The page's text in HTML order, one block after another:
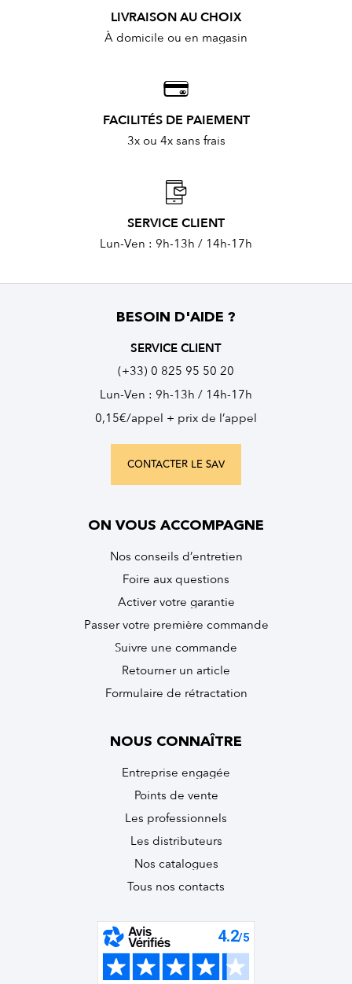
LIVRAISON AU CHOIX
À domicile ou en magasin
FACILITÉS DE PAIEMENT
3x ou 4x sans frais
SERVICE CLIENT
Lun-Ven : 9h-13h / 14h-17h
BESOIN D'AIDE ?
SERVICE CLIENT
(+33) 0 825 95 50 20
Lun-Ven : 9h-13h / 14h-17h
0,15€/appel + prix de l’appel
CONTACTER LE SAV
ON VOUS ACCOMPAGNE
Nos conseils d’entretien
Foire aux questions
Activer votre garantie
Passer votre première commande
Suivre une commande
Retourner un article
Formulaire de rétractation
NOUS CONNAÎTRE
Entreprise engagée
Points de vente
Les professionnels
Les distributeurs
Nos catalogues
Tous nos contacts